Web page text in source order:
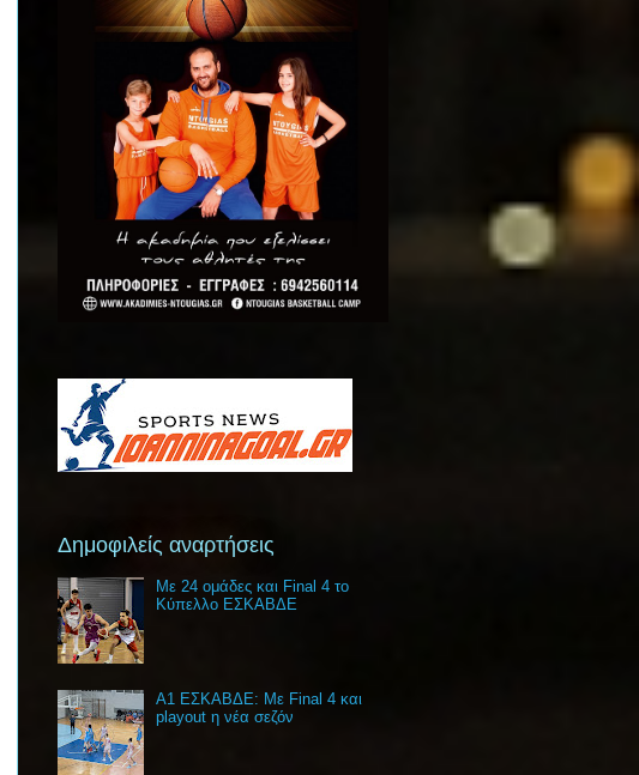
Δημοφιλείς αναρτήσεις
Με 24 ομάδες και Final 4 το
Κύπελλο ΕΣΚΑΒΔΕ
Α1 ΕΣΚΑΒΔΕ: Με Final 4 και
playout η νέα σεζόν